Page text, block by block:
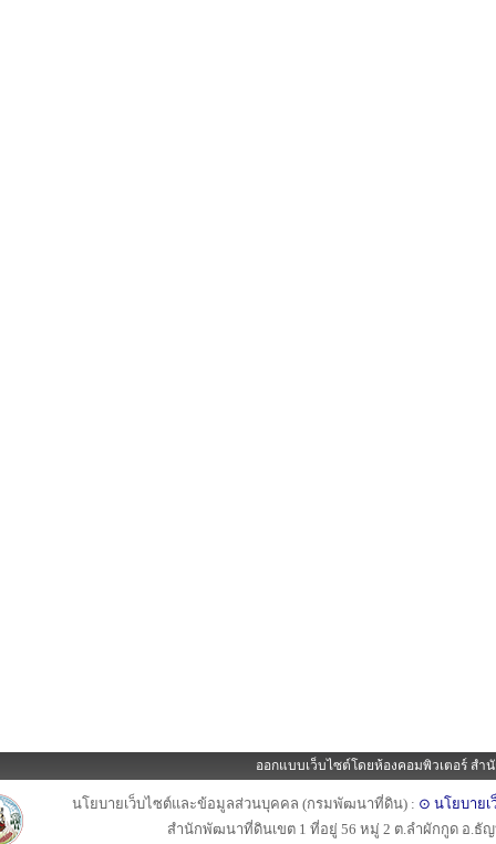
ออกแบบเว็บไซต์โดยห้องคอมพิวเตอร์ ส
นโยบายเว็บไซต์และข้อมูลส่วนบุคคล (กรมพัฒนาที่ดิน) : ⊙ นโยบายเ
สำนักพัฒนาที่ดินเขต 1 ที่อยู่ 56 หมู่ 2 ต.ลำผักกูด อ.ธั